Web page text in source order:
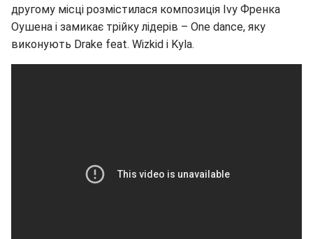
другому місці розмістилася композиція Ivy Френка
Оушена і замикає трійку лідерів – One dance, яку
виконують Drake feat. Wizkid і Kyla.